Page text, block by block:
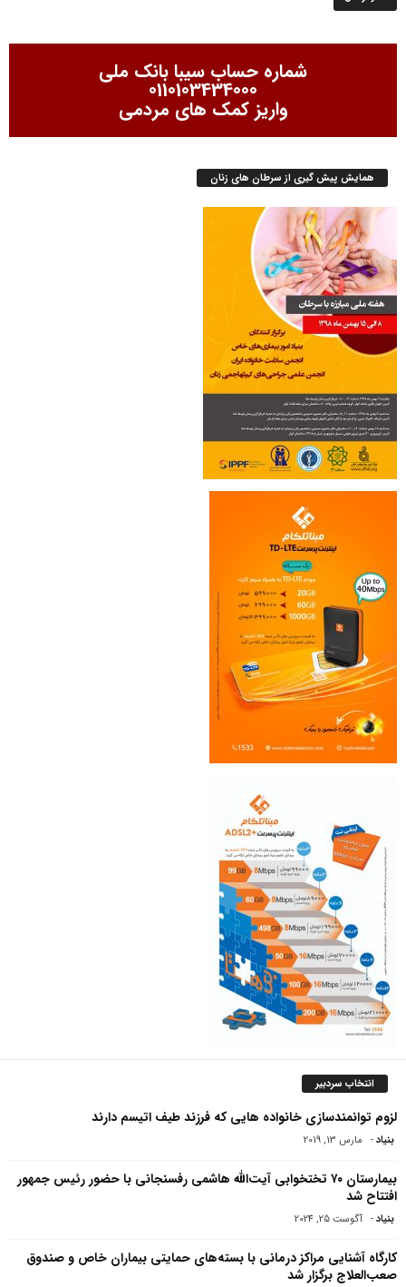
شماره حساب سیبا بانک ملی
0110103434000
واریز کمک های مردمی
همایش پیش گیری از سرطان های زنان
انتخاب سردبیر
لزوم توانمندسازی خانواده هایی که فرزند طیف اتیسم دارند
بنیاد- مارس 13, 2019
بیمارستان ۷۰ تختخوابی آیت‌الله هاشمی رفسنجانی با حضور رئیس جمهور
افتتاح شد
بنیاد- آگوست 25, 2024
کارگاه آشنایی مراکز درمانی با بسته‌های حمایتی بیماران خاص و صندوق
صعب‌العلاج برگزار شد